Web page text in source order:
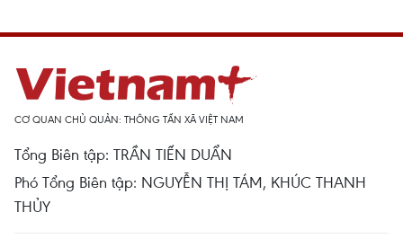
CƠ QUAN CHỦ QUẢN: THÔNG TẤN XÃ VIỆT NAM
Tổng Biên tập: TRẦN TIẾN DUẨN
Phó Tổng Biên tập: NGUYỄN THỊ TÁM, KHÚC THANH
THỦY